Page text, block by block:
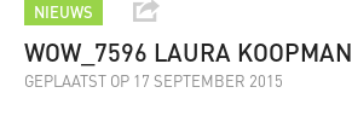
NIEUWS
WOW_7596 LAURA KOOPMAN
GEPLAATST OP 17 SEPTEMBER 2015